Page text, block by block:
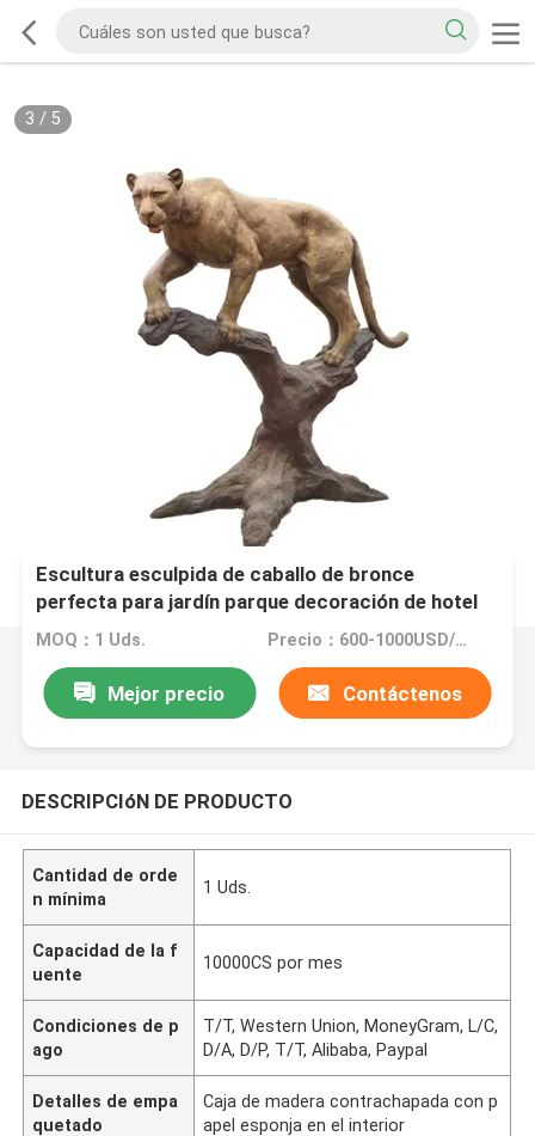
3 / 5
Escultura esculpida de caballo de bronce
perfecta para jardín parque decoración de hotel
casa y villa elegante estatua artística de metal
MOQ：1 Uds. Precio：600-1000USD/PCS(Negotiate)
Mejor precio Contáctenos
DESCRIPCIóN DE PRODUCTO
Cantidad de orde
n mínima
1 Uds.
Capacidad de la f
uente
10000CS por mes
Condiciones de p
ago
T/T, Western Union, MoneyGram, L/C,
D/A, D/P, T/T, Alibaba, Paypal
Detalles de empa
quetado
Caja de madera contrachapada con p
apel esponja en el interior